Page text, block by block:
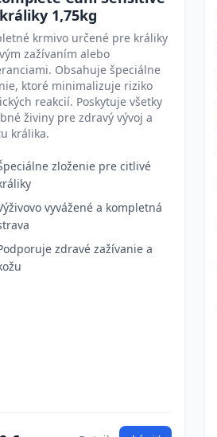
1,75kg
krmivo určené pre králiky
zažívaním alebo
Obsahuje špeciálne
ktoré minimalizuje riziko
reakcií. Poskytuje všetky
živiny pre zdravý vývoj a
králika.
zloženie pre citlivé
vyvážené a kompletná
zdravé zažívanie a